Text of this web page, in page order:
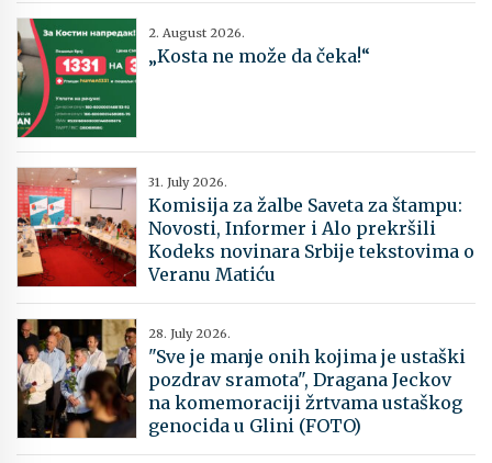
2. August 2026.
„Kosta ne može da čeka!“
31. July 2026.
Komisija za žalbe Saveta za štampu:
Novosti, Informer i Alo prekršili
Kodeks novinara Srbije tekstovima o
Veranu Matiću
28. July 2026.
"Sve je manje onih kojima je ustaški
pozdrav sramota", Dragana Jeckov
na komemoraciji žrtvama ustaškog
genocida u Glini (FOTO)